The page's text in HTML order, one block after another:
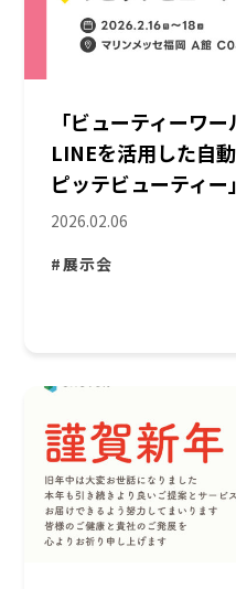
「ビューティーワ
LINEを活用した自
ピッテビューティー
2026.02.06
#展示会